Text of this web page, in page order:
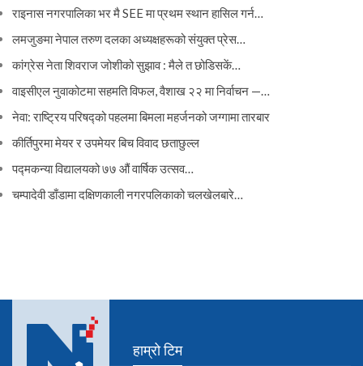
राइनास नगरपालिका भर मै SEE मा प्रथम स्थान हासिल गर्न…
लमजुङमा नेपाल तरुण दलका अध्यक्षहरूको संयुक्त प्रेस…
कांग्रेस नेता शिवराज जोशीको सुझाव : मैले त छोडिसकें…
वाइसीएल नुवाकोटमा सहमति विफल, वैशाख २२ मा निर्वाचन —…
नेवा: राष्ट्रिय परिषद्को पहलमा बिमला महर्जनको जग्गामा तारबार
कीर्तिपुरमा मेयर र उपमेयर बिच विवाद छताछुल्ल
पद्मकन्या विद्यालयको ७७ औं ‌‌वार्षिक ‌उत्सव…
चम्पादेवी डाँडामा दक्षिणकाली नगरपलिकाको चलखेलबारे…
हाम्रो टिम